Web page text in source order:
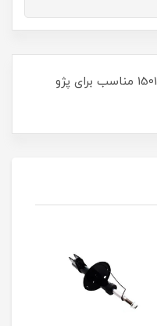
کمک فنر عقب گازی آپکو مدل 150112 مناسب برای پژو